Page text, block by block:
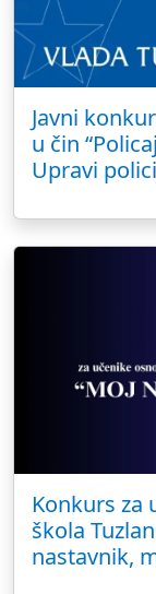
Javni
u čin
Upravi
Konkurs za
škola
nastavnik,